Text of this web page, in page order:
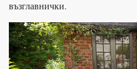
възглавнички.